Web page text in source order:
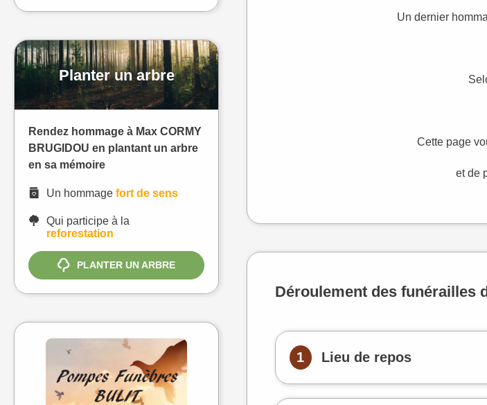
Planter un arbre
Rendez hommage à Max CORMY
BRUGIDOU en plantant un arbre
en sa mémoire
Un hommage fort de sens
Qui participe à la
reforestation
PLANTER UN ARBRE
Un dernier
Cette page
et de
Déroulement des funérailles
1 Lieu de repos